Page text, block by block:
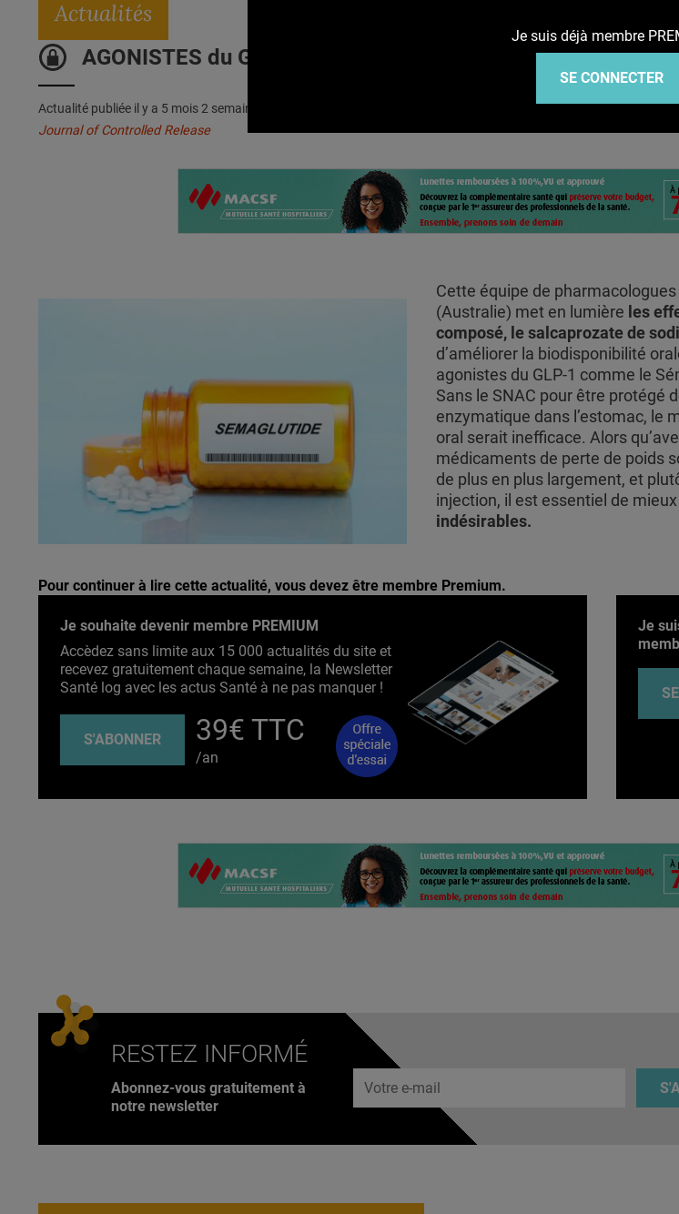
Actualités
AGONISTES du GLP-1 : La voie orale pourrait tout changer
Actualité publiée il y a 5 mois 2 semaines 3 jours
Journal of Controlled Release
Cette équipe de pharmacologues
(Australie) met en lumière les
composé, le salcaprozate de
d’améliorer la biodisponibilité
agonistes du GLP-1 comme le
Sans le SNAC pour être protégé
enzymatique dans l’estomac, le
oral serait inefficace. Alors
médicaments de perte de poids
de plus en plus largement, et
injection, il est essentiel de mieux
indésirables.
Pour continuer à lire cette actualité, vous devez être membre Premium.
Je souhaite devenir membre PREMIUM
Accèdez sans limite aux 15 000 actualités du site et
recevez gratuitement chaque semaine, la Newsletter
Santé log avec les actus Santé à ne pas manquer !
S'ABONNER 39€ TTC
/an
Je
Je suis déjà membre
SE CONNECTER
RESTEZ INFORMÉ
Abonnez-vous gratuitement à
notre newsletter
Adresse e-mail